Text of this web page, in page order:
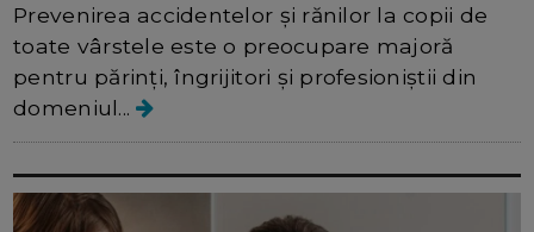
Prevenirea accidentelor și rănilor la copii de
toate vârstele este o preocupare majoră
pentru părinți, îngrijitori și profesioniștii din
domeniul...